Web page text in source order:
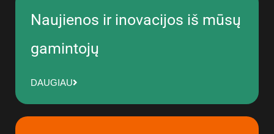
Naujienos ir inovacijos iš mūsų
gamintojų
DAUGIAU